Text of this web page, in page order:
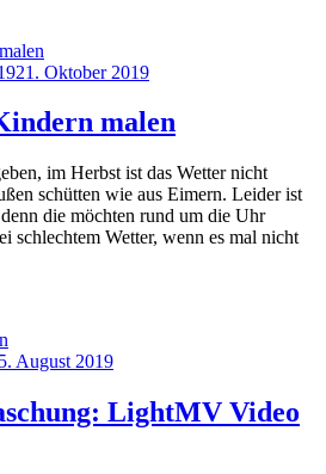
21. Oktober 2019
malen
im Herbst ist das Wetter nicht
schütten wie aus Eimern. Leider ist
die möchten rund um die Uhr
schlechtem Wetter, wenn es mal nicht
5. August 2019
LightMV Video